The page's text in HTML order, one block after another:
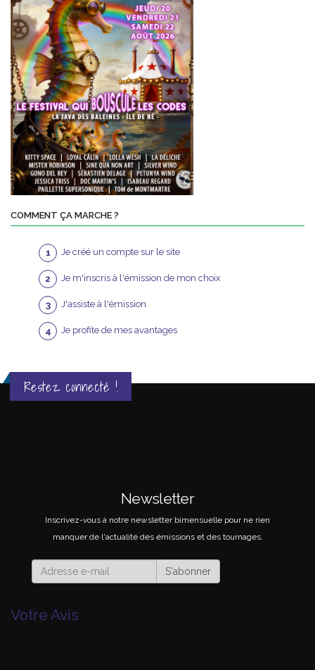
COMMENT ÇA MARCHE ?
Je créé un compte sur le site
Je m'inscris à l'émission de mon choix
J'assiste à l'émission
Je profite de mes avantages
Restez connecté !
Newsletter
Inscrivez-vous à notre newsletter bimensuelle pour ne rien
manquer de l'actualité des émissions et des tournages.
S'abonner
Votre Avis